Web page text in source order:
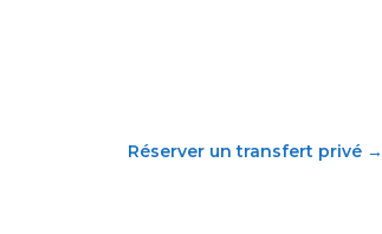
Réserver un transfert privé →